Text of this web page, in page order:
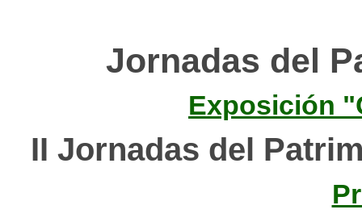
Jornadas del
Exposición
II Jornadas del